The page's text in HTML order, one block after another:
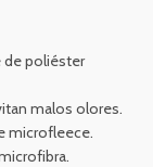
de poliéster
malos olores.
microfleece.